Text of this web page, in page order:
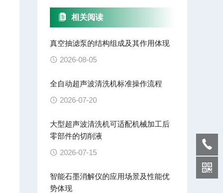
相关阅读
真空抽滤泵的结构组成及其作用体现
2026-08-05
全自动超声波清洗机标准操作流程
2026-07-20
大型超声波清洗机可适配机械加工后
零部件的切削液
2026-07-15
智能石墨消解仪的应用场景及性能优
势体现